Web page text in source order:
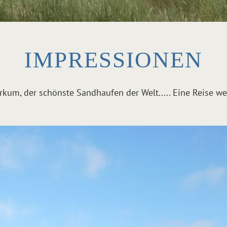
IMPRESSIONEN
der schönste Sandhaufen der Welt..... Eine Reise